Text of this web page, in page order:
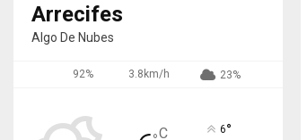
Arrecifes
Algo De Nubes
92% 3.8km/h 23%
C 6°